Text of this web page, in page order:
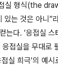
접실 형식(the
있는 것은 아니”
는다. ‘응접실
접실을 무대로
실 희극’의 예시